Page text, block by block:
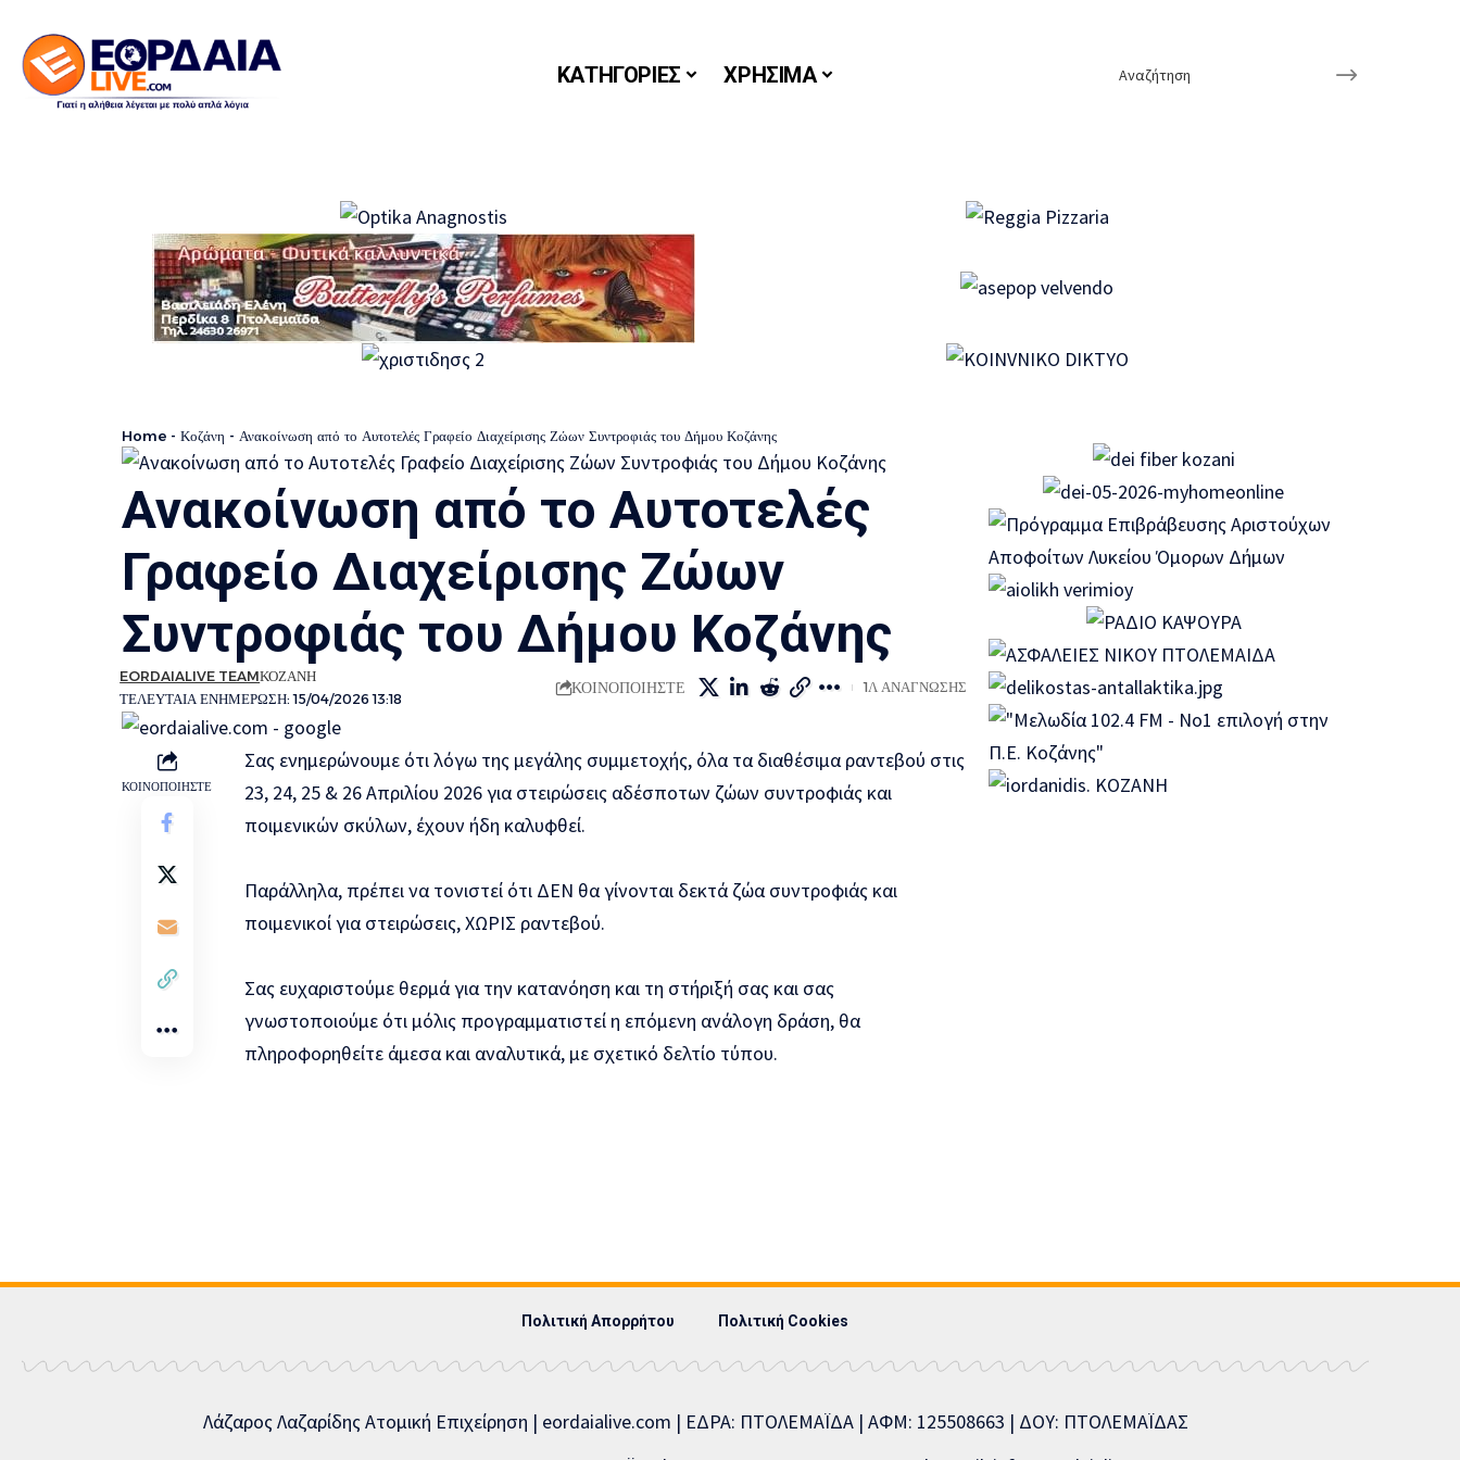
ΚΑΤΗΓΟΡΙΕΣ ΧΡΗΣΙΜΑ
Home - Κοζάνη - Ανακοίνωση από το Αυτοτελές Γραφείο Διαχείρισης Ζώων Συντροφιάς του Δήμου Κοζάνης
Ανακοίνωση από το Αυτοτελές
Γραφείο Διαχείρισης Ζώων
Συντροφιάς του Δήμου Κοζάνης
ΤΕΛΕΥΤΑΊΑ ΕΝΗΜΈΡΩΣΗ: 15/04/2026 13:18
EORDAIALIVE TEAMΚΟΖΆΝΗ
ΚΟΙΝΟΠΟΙΉΣΤΕ 1Λ ΑΝΆΓΝΩΣΗΣ
ΚΟΙΝΟΠΟΙΉΣΤΕ
Σας ενημερώνουμε ότι λόγω της μεγάλης συμμετοχής, όλα τα διαθέσιμα ραντεβού στις
23, 24, 25 & 26 Απριλίου 2026 για στειρώσεις αδέσποτων ζώων συντροφιάς και
ποιμενικών σκύλων, έχουν ήδη καλυφθεί.
Παράλληλα, πρέπει να τονιστεί ότι ΔΕΝ θα γίνονται δεκτά ζώα συντροφιάς και
ποιμενικοί για στειρώσεις, ΧΩΡΙΣ ραντεβού.
Σας ευχαριστούμε θερμά για την κατανόηση και τη στήριξή σας και σας
γνωστοποιούμε ότι μόλις προγραμματιστεί η επόμενη ανάλογη δράση, θα
πληροφορηθείτε άμεσα και αναλυτικά, με σχετικό δελτίο τύπου.
Πολιτική Απορρήτου Πολιτική Cookies
Λάζαρος Λαζαρίδης Ατομική Επιχείρηση | eordaialive.com | ΕΔΡΑ: ΠΤΟΛΕΜΑΪΔΑ | ΑΦΜ: 125508663 | ΔΟΥ: ΠΤΟΛΕΜΑΪΔΑΣ